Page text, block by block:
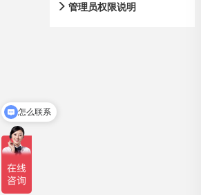
管理员权限说明
怎么联系